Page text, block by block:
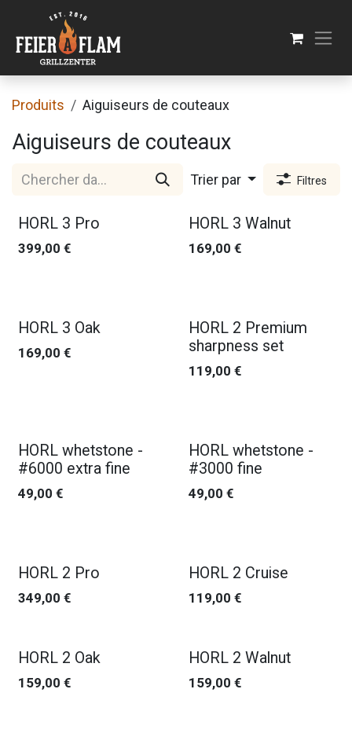
Se rendre au contenu
Produits Aiguiseurs de couteaux
Aiguiseurs de couteaux
Trier par Filtres
Nouveau !
HORL 3 Pro
399,00 €
HORL 3 Walnut
169,00 €
HORL 3 Oak
169,00 €
HORL 2 Premium
sharpness set
119,00 €
HORL whetstone -
#6000 extra fine
49,00 €
HORL whetstone -
#3000 fine
49,00 €
HORL 2 Pro
349,00 €
HORL 2 Cruise
119,00 €
HORL 2 Oak
159,00 €
HORL 2 Walnut
159,00 €